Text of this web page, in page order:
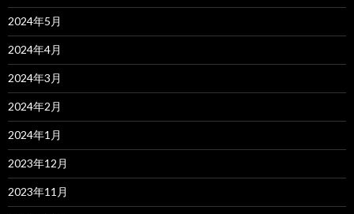
2024年5月
2024年4月
2024年3月
2024年2月
2024年1月
2023年12月
2023年11月